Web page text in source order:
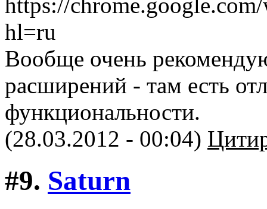
hl=ru
Вообще очень
расширений - там есть
функциональности.
(28.03.2012 - 00:04)
#9. Saturn